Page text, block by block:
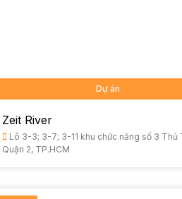
Dự án
Zeit River
Lô 3-3; 3-7; 3-11 khu chức năng số 3 Thủ
Quận 2, TP.HCM